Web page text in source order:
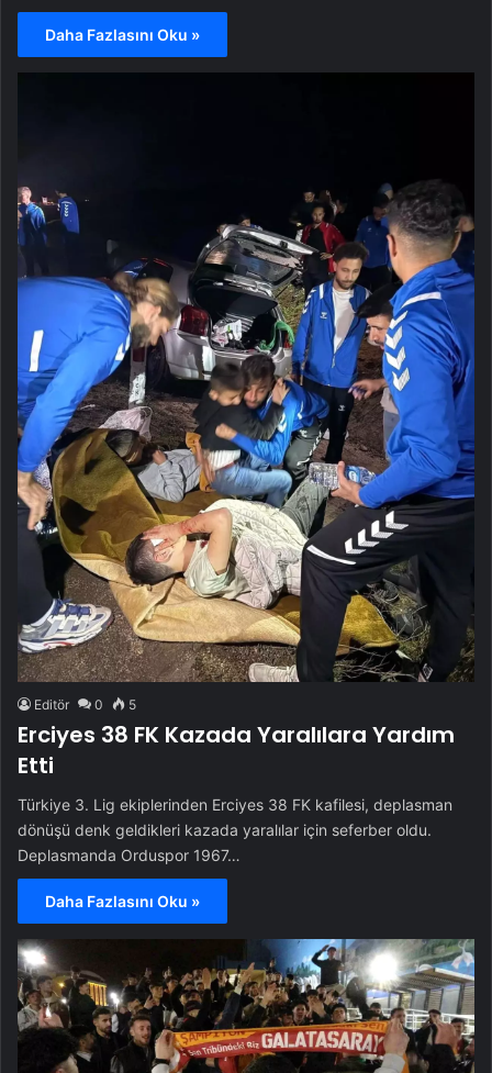
Daha Fazlasını Oku »
Editör 0 5
Erciyes 38 FK Kazada Yaralılara Yardım
Etti
Türkiye 3. Lig ekiplerinden Erciyes 38 FK kafilesi, deplasman
dönüşü denk geldikleri kazada yaralılar için seferber oldu.
Deplasmanda Orduspor 1967…
Daha Fazlasını Oku »